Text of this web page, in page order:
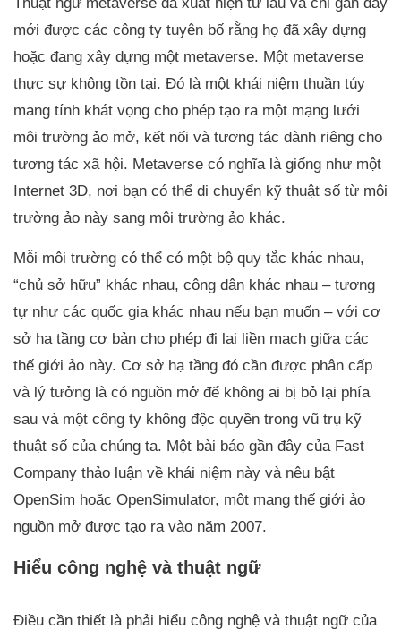
mới được các công ty tuyên bố rằng họ đã xây dựng
hoặc đang xây dựng một metaverse. Một metaverse
thực sự không tồn tại. Đó là một khái niệm thuần túy
mang tính khát vọng cho phép tạo ra một mạng lưới
môi trường ảo mở, kết nối và tương tác dành riêng cho
tương tác xã hội. Metaverse có nghĩa là giống như một
Internet 3D, nơi bạn có thể di chuyển kỹ thuật số từ môi
trường ảo này sang môi trường ảo khác.
Mỗi môi trường có thể có một bộ quy tắc khác nhau,
“chủ sở hữu” khác nhau, công dân khác nhau – tương
tự như các quốc gia khác nhau nếu bạn muốn – với cơ
sở hạ tầng cơ bản cho phép đi lại liền mạch giữa các
thế giới ảo này. Cơ sở hạ tầng đó cần được phân cấp
và lý tưởng là có nguồn mở để không ai bị bỏ lại phía
sau và một công ty không độc quyền trong vũ trụ kỹ
thuật số của chúng ta. Một bài báo gần đây của Fast
Company thảo luận về khái niệm này và nêu bật
OpenSim hoặc OpenSimulator, một mạng thế giới ảo
nguồn mở được tạo ra vào năm 2007.
Hiểu công nghệ và thuật ngữ
Điều cần thiết là phải hiểu công nghệ và thuật ngữ của